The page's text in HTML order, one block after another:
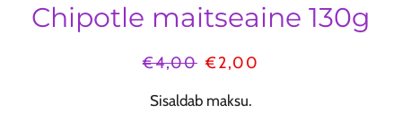
Chipotle maitseaine 130g
Tavahind
€4,00 Müügihind
€2,00
Sisaldab maksu.